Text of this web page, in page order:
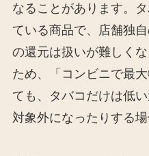
なることがあります。
ている商品で、店舗独
の還元は扱いが難しく
ため、「コンビニで最
ても、タバコだけは低
対象外になったりする場